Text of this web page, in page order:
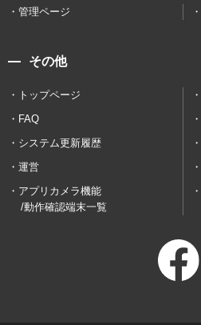
管理ページ
その他
トップページ
FAQ
システム更新履歴
運営
アプリカメラ機能
/動作確認端末一覧